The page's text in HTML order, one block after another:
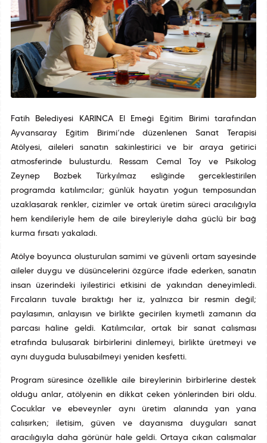
Fatih Belediyesi KARINCA El Emeği Eğitim Birimi tarafından
Ayvansaray Eğitim Birimi’nde düzenlenen Sanat Terapisi
Atölyesi, aileleri sanatın sakinleştirici ve bir araya getirici
atmosferinde buluşturdu. Ressam Cemal Toy ve Psikolog
Zeynep Bozbek Türkyılmaz eşliğinde gerçekleştirilen
programda katılımcılar; günlük hayatın yoğun temposundan
uzaklaşarak renkler, çizimler ve ortak üretim süreci aracılığıyla
hem kendileriyle hem de aile bireyleriyle daha güçlü bir bağ
kurma fırsatı yakaladı.
Atölye boyunca oluşturulan samimi ve güvenli ortam sayesinde
aileler duygu ve düşüncelerini özgürce ifade ederken, sanatın
insan üzerindeki iyileştirici etkisini de yakından deneyimledi.
Fırçaların tuvale bıraktığı her iz, yalnızca bir resmin değil;
paylaşımın, anlayışın ve birlikte geçirilen kıymetli zamanın da
parçası hâline geldi. Katılımcılar, ortak bir sanat çalışması
etrafında buluşarak birbirlerini dinlemeyi, birlikte üretmeyi ve
aynı duyguda buluşabilmeyi yeniden keşfetti.
Program süresince özellikle aile bireylerinin birbirlerine destek
olduğu anlar, atölyenin en dikkat çeken yönlerinden biri oldu.
Çocuklar ve ebeveynler aynı üretim alanında yan yana
çalışırken; iletişim, güven ve dayanışma duyguları sanat
aracılığıyla daha görünür hâle geldi. Ortaya çıkan çalışmalar